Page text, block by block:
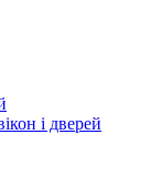
і дверей